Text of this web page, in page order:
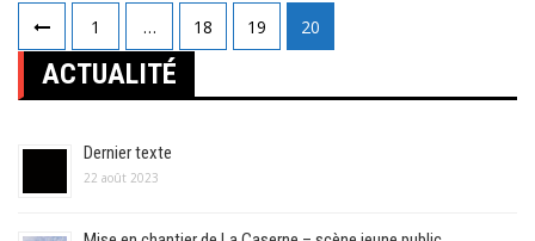
Pagination
des
publications
1 … 18 19 20
ACTUALITÉ
Dernier texte
22 août 2023